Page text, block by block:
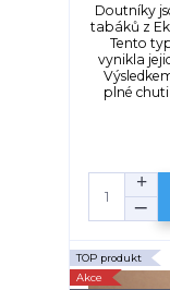
Doutníky
tabáků z
Tento
vynikla
plné
TOP produkt
Akce